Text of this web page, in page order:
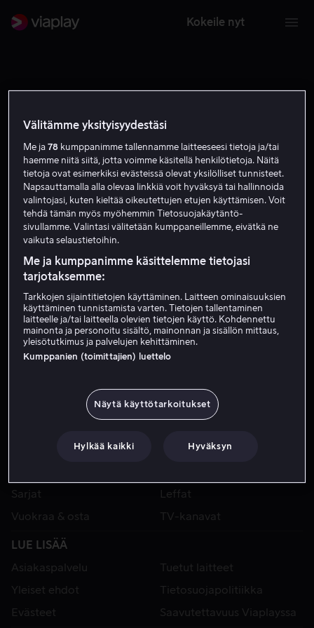
Kokeile nyt
Sarjat
Leffat
Vuokraa & osta
TV-kanavat
LUE LISÄÄ
Asiakaspalvelu
Tuetut laitteet
Yleiset ehdot
Tietosuojapolitiikka
Evästeet
Saavutettavuus Viaplayssa
Välitämme yksityisyydestäsi
Me ja78 kumppanimme tallennamme laitteeseesi tietoja ja/tai
haemme niitä siitä, jotta voimme käsitellä henkilötietoja. Näitä
tietoja ovat esimerkiksi evästeissä olevat yksilölliset tunnisteet.
Napsauttamalla alla olevaa linkkiä voit hyväksyä tai hallinnoida
valintojasi, kuten kieltää oikeutettujen etujen käyttämisen. Voit
tehdä tämän myös myöhemmin Tietosuojakäytäntö-
sivullamme. Valintasi välitetään kumppaneillemme, eivätkä ne
vaikuta selaustietoihin.
Me ja kumppanimme käsittelemme tietojasi
tarjotaksemme:
Tarkkojen sijaintitietojen käyttäminen. Laitteen ominaisuuksien
käyttäminen tunnistamista varten. Tietojen tallentaminen
laitteelle ja/tai laitteella olevien tietojen käyttö. Kohdennettu
mainonta ja personoitu sisältö, mainonnan ja sisällön mittaus,
yleisötutkimus ja palvelujen kehittäminen.
Kumppanien (toimittajien) luettelo
Näytä käyttötarkoitukset
Hylkää kaikki Hyväksyn